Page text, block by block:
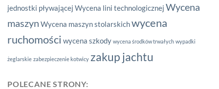
jednostki pływającej Wycena lini technologicznej Wycena
maszyn Wycena maszyn stolarskichwycena
ruchomości wycena szkody wycena środków trwałych wypadki
żeglarskie zabezpieczenie kotwicy zakup jachtu
POLECANE STRONY: